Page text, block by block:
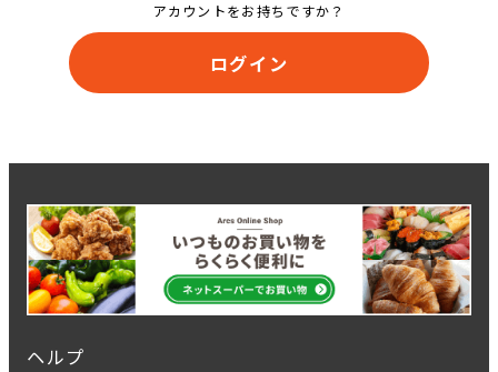
アカウントをお持ちですか？
ログイン
ヘルプ